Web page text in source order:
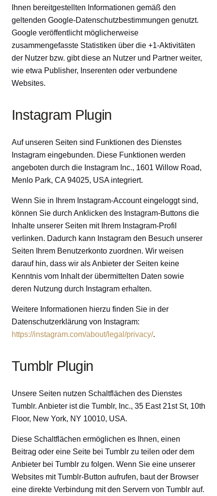
Ihnen bereitgestellten Informationen gemäß den
geltenden Google-Datenschutzbestimmungen genutzt.
Google veröffentlicht möglicherweise
zusammengefasste Statistiken über die +1-Aktivitäten
der Nutzer bzw. gibt diese an Nutzer und Partner weiter,
wie etwa Publisher, Inserenten oder verbundene
Websites.
Instagram Plugin
Auf unseren Seiten sind Funktionen des Dienstes
Instagram eingebunden. Diese Funktionen werden
angeboten durch die Instagram Inc., 1601 Willow Road,
Menlo Park, CA 94025, USA integriert.
Wenn Sie in Ihrem Instagram-Account eingeloggt sind,
können Sie durch Anklicken des Instagram-Buttons die
Inhalte unserer Seiten mit Ihrem Instagram-Profil
verlinken. Dadurch kann Instagram den Besuch unserer
Seiten Ihrem Benutzerkonto zuordnen. Wir weisen
darauf hin, dass wir als Anbieter der Seiten keine
Kenntnis vom Inhalt der übermittelten Daten sowie
deren Nutzung durch Instagram erhalten.
Weitere Informationen hierzu finden Sie in der
Datenschutzerklärung von Instagram:
https://instagram.com/about/legal/privacy/.
Tumblr Plugin
Unsere Seiten nutzen Schaltflächen des Dienstes
Tumblr. Anbieter ist die Tumblr, Inc., 35 East 21st St, 10th
Floor, New York, NY 10010, USA.
Diese Schaltflächen ermöglichen es Ihnen, einen
Beitrag oder eine Seite bei Tumblr zu teilen oder dem
Anbieter bei Tumblr zu folgen. Wenn Sie eine unserer
Websites mit Tumblr-Button aufrufen, baut der Browser
eine direkte Verbindung mit den Servern von Tumblr auf.